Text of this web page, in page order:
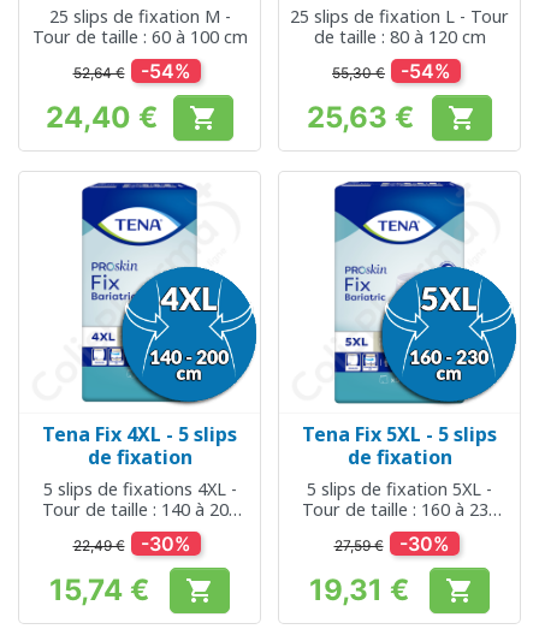
25 slips de fixation M -
Tour de taille : 60 à 100 cm
52,64 € -54%
Prix
24,40 € 
25 slips de fixation L - Tour
de taille : 80 à 120 cm
55,30 € -54%
Prix
25,63 € 
Tena Fix 4XL - 5 slips
de fixation
5 slips de fixations 4XL -
Tour de taille : 140 à 200
cm
22,49 € -30%
Prix
15,74 € 
Tena Fix 5XL - 5 slips
de fixation
5 slips de fixation 5XL -
Tour de taille : 160 à 230
cm
27,59 € -30%
Prix
19,31 € 